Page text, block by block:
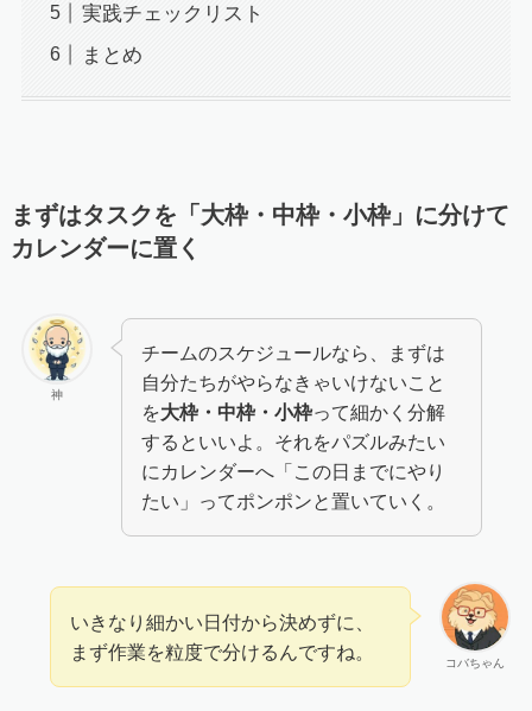
実践チェックリスト
まとめ
まずはタスクを「大枠・中枠・小枠」に分けて
カレンダーに置く
神
チームのスケジュールなら、まずは
自分たちがやらなきゃいけないこと
を大枠・中枠・小枠って細かく分解
するといいよ。それをパズルみたい
にカレンダーへ「この日までにやり
たい」ってポンポンと置いていく。
コバちゃん
いきなり細かい日付から決めずに、
まず作業を粒度で分けるんですね。